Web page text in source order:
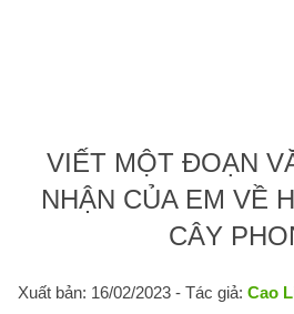
VIẾT MỘT ĐOẠN
NHẬN CỦA EM VỀ
CÂY
Xuất bản: 16/02/2023 - Tác giả: Cao